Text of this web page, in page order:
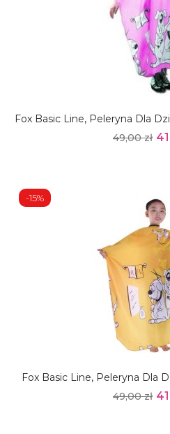
Fox Basic Line, Peleryna Dla
49,00 zł
Fox Basic Line, Peleryna Dla
49,00 zł
-15%